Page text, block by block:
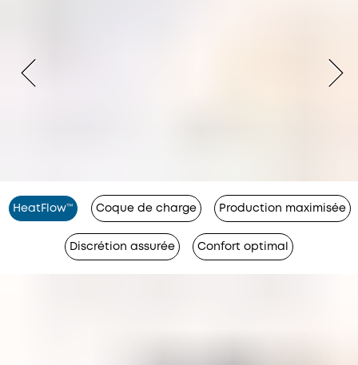
HeatFlow™ Coque de charge Production maximisée
Discrétion assurée Confort optimal